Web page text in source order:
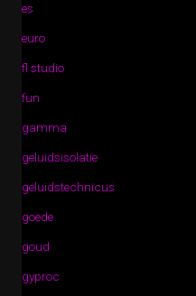
es
euro
fl studio
fun
gamma
geluidsisolatie
geluidstechnicus
goede
goud
gyproc